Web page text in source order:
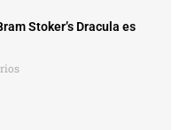
Stoker’s Dracula es